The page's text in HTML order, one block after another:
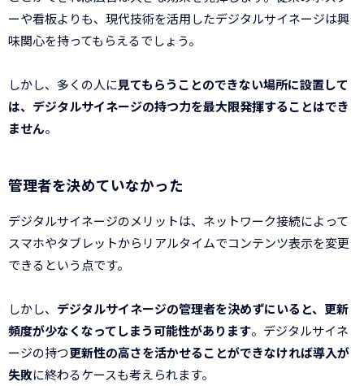
ーや看板よりも、現代技術を活用したデジタルサイネージは興
味関心を持ってもらえるでしょう。
しかし、多くの人に見てもらうことのできない場所に設置して
は、デジタルサイネージの持つ力を最大限発揮することはでき
ません。
管理者を決めていなかった
デジタルサイネージのメリットは、ネットワーク接続によって
スマホやタブレットからリアルタイムでコンテンツ表示を変更
できるという点です。
しかし、 デジタルサイネージの管理者を決めずにいると、更新
頻度が少なくなってしまう可能性があります。デジタルサイネ
ージの持つ更新性の高さを活かせることができなければ導入が
失敗に終わるケースも考えられます。